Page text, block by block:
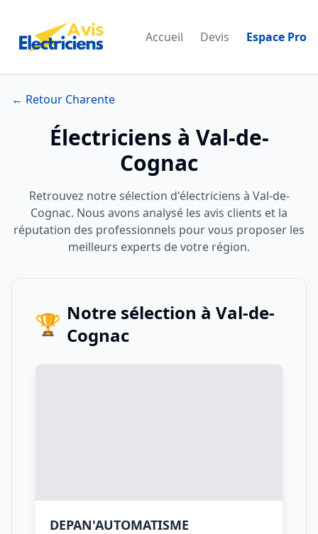
Accueil Devis Espace Pro
← Retour Charente
Électriciens à Val-de-
Cognac
Retrouvez notre sélection d'électriciens à Val-de-
Cognac. Nous avons analysé les avis clients et la
réputation des professionnels pour vous proposer les
meilleurs experts de votre région.
🏆 Notre sélection à Val-de-
Cognac
DEPAN'AUTOMATISME